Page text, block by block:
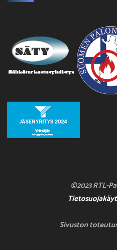
©2023 RTL-
Sivuston